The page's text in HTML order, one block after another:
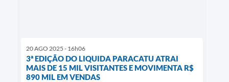
20 AGO 2025 - 16h06
3ª EDIÇÃO DO LIQUIDA PARACATU ATRAI
MAIS DE 15 MIL VISITANTES E MOVIMENTA R$
890 MIL EM VENDAS